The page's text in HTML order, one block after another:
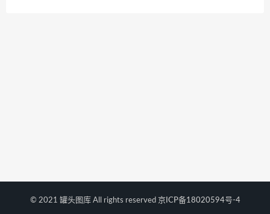
© 2021 罐头图库 All rights reserved 京ICP备18020594号-4